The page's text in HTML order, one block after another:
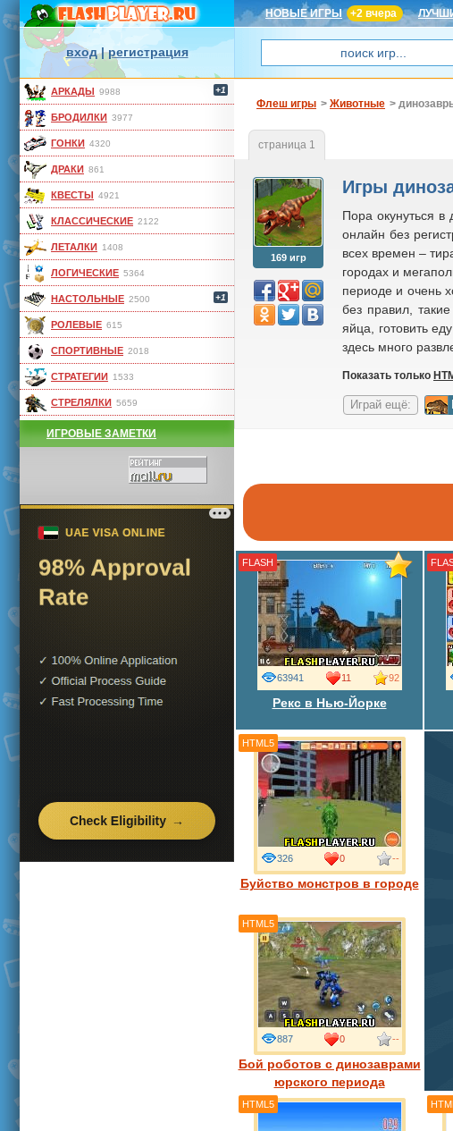
НОВЫЕ ИГРЫ +2 вчера
вход|регистрация
АРКАДЫ 9988 +1
БРОДИЛКИ 3977
ГОНКИ 4320
ДРАКИ 861
КВЕСТЫ 4921
КЛАССИЧЕСКИЕ 2122
ЛЕТАЛКИ 1408
ЛОГИЧЕСКИЕ 5364
НАСТОЛЬНЫЕ 2500 +1
РОЛЕВЫЕ 615
СПОРТИВНЫЕ 2018
СТРАТЕГИИ 1533
СТРЕЛЯЛКИ 5659
ИГРОВЫЕ ЗАМЕТКИ
Флеш игры > Животные >
Игры
Пора окунуться в
онлайн без
всех времен –
городах и
периоде и очень
без правил, такие
яйца, готовить
здесь много
Показать только
169 игр
Играй ещё:
страница 1
Рекс в Нью-Йорке
63941 11 92
FLASH
Буйство монстров в городе
326 0 --
HTML5
Бой роботов с динозаврами
юрского периода
887 0 --
HTML5
HTML5